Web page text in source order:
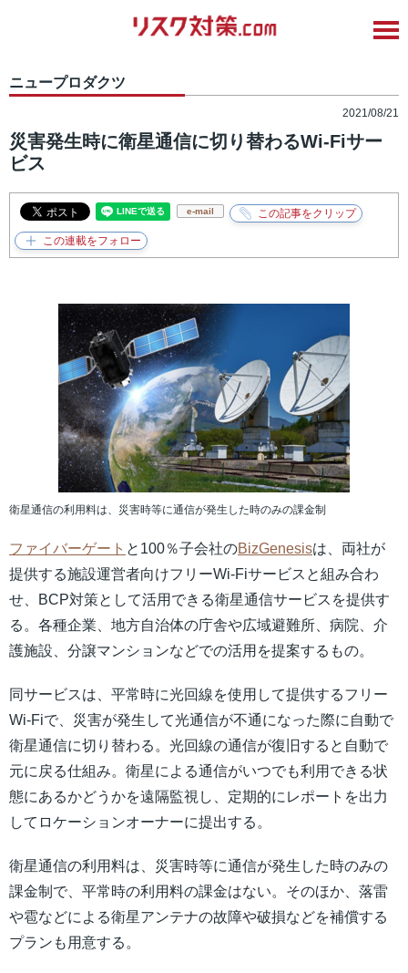
ニュープロダクツ
2021/08/21
災害発生時に衛星通信に切り替わるWi-Fiサー
ビス
e-mail
衛星通信の利用料は、災害時等に通信が発生した時のみの課金制
ファイバーゲート と100％子会社のBizGenesisは、両社が
提供する施設運営者向けフリーWi-Fiサービスと組み合わ
せ、BCP対策として活用できる衛星通信サービスを提供す
る。各種企業、地方自治体の庁舎や広域避難所、病院、介
護施設、分譲マンションなどでの活用を提案するもの。
同サービスは、平常時に光回線を使用して提供するフリー
Wi-Fiで、災害が発生して光通信が不通になった際に自動で
衛星通信に切り替わる。光回線の通信が復旧すると自動で
元に戻る仕組み。衛星による通信がいつでも利用できる状
態にあるかどうかを遠隔監視し、定期的にレポートを出力
してロケーションオーナーに提出する。
衛星通信の利用料は、災害時等に通信が発生した時のみの
課金制で、平常時の利用料の課金はない。そのほか、落雷
や雹などによる衛星アンテナの故障や破損などを補償する
プランも用意する。